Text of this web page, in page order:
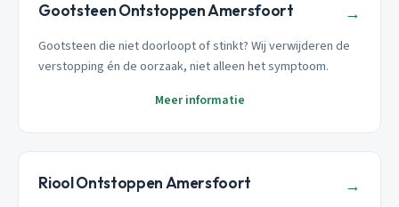
Gootsteen Ontstoppen Amersfoort →
Gootsteen die niet doorloopt of stinkt? Wij verwijderen de
verstopping én de oorzaak, niet alleen het symptoom.
Meer informatie
Riool Ontstoppen Amersfoort →